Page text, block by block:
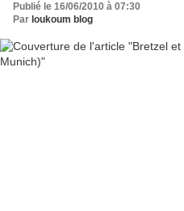
Publié le 16/06/2010 à 07:30
Par loukoum blog